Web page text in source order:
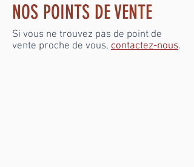
NOS POINTS DE VENTE
Si vous ne trouvez pas de point de
vente proche de vous, contactez-nous.